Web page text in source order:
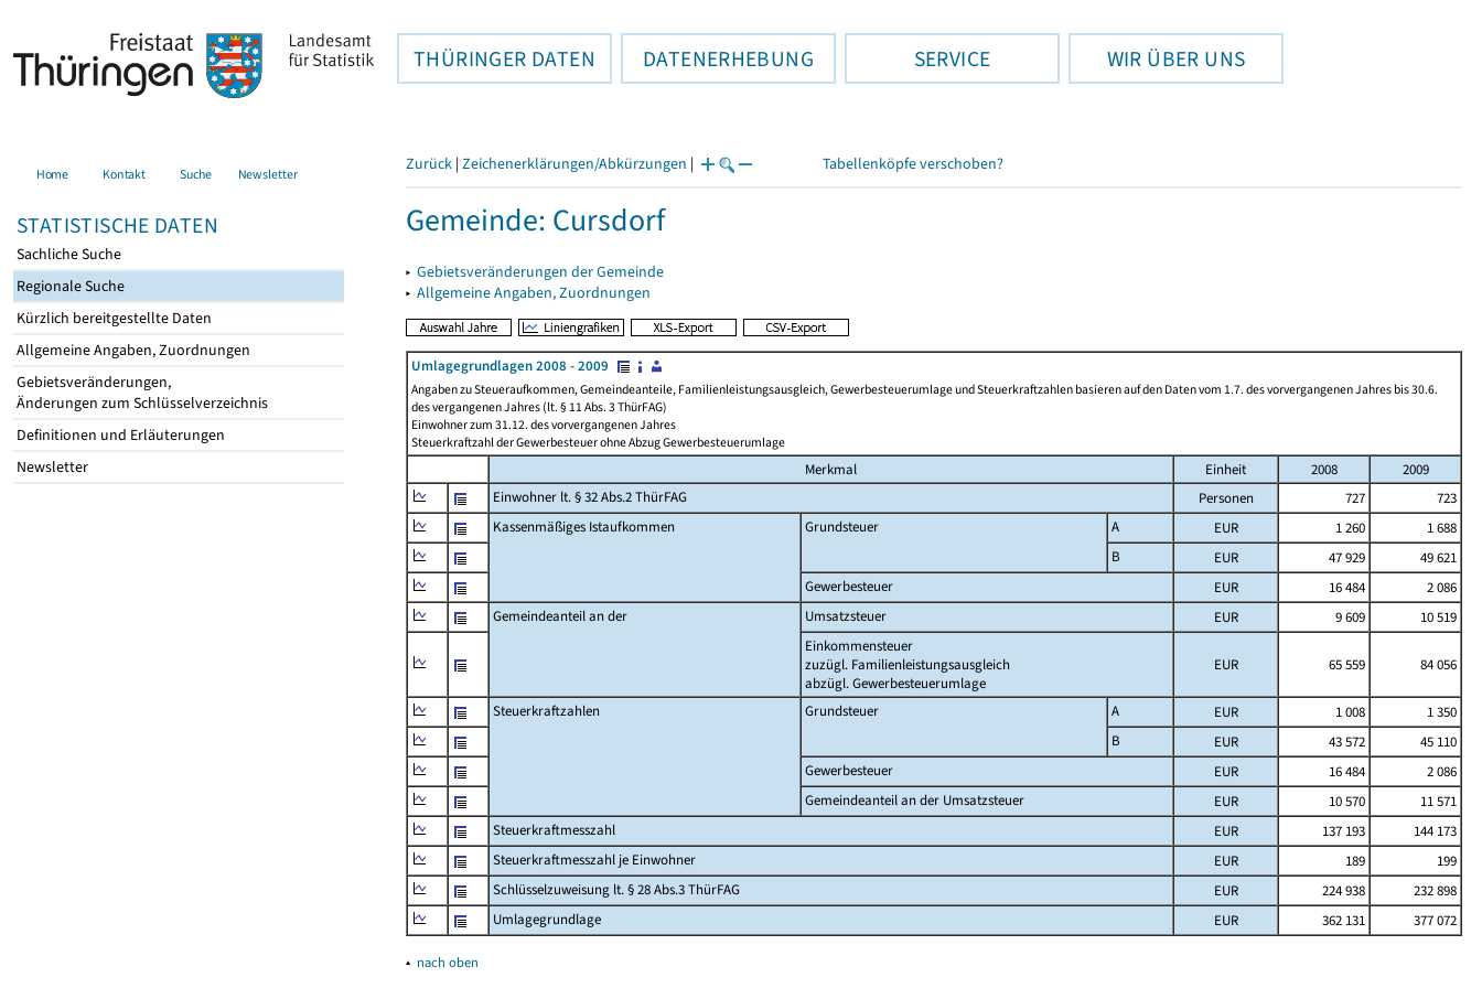
THÜRINGER DATEN DATENERHEBUNG SERVICE WIR ÜBER UNS
Home Kontakt Suche Newsletter
STATISTISCHE DATEN
Sachliche Suche
Regionale Suche
Kürzlich bereitgestellte Daten
Allgemeine Angaben, Zuordnungen
Gebietsveränderungen,
Änderungen zum Schlüsselverzeichnis
Definitionen und Erläuterungen
Newsletter
Zurück | Zeichenerklärungen/Abkürzungen | Tabellenköpfe verschoben?
Gemeinde: Cursdorf
▸ Gebietsveränderungen der Gemeinde
▸ Allgemeine Angaben, Zuordnungen
Umlagegrundlagen 2008 - 2009
Angaben zu Steueraufkommen, Gemeindeanteile, Familienleistungsausgleich, Gewerbesteuerumlage und Steuerkraftzahlen basieren auf den Daten vom 1.7. des vorvergangenen Jahres bis 30.6.
des vergangenen Jahres (lt. § 11 Abs. 3 ThürFAG)
Einwohner zum 31.12. des vorvergangenen Jahres
Steuerkraftzahl der Gewerbesteuer ohne Abzug Gewerbesteuerumlage
Merkmal Einheit 2008
2009
Einwohner lt. § 32 Abs.2 ThürFAG
Personen 727
723
Kassenmäßiges Istaufkommen
Grundsteuer A EUR 1 260
1 688
B
EUR 47 929
49 621
Gewerbesteuer
EUR 16 484
2 086
Gemeindeanteil an der
Umsatzsteuer EUR 9 609
10 519
Einkommensteuer
zuzügl. Familienleistungsausgleich
abzügl. Gewerbesteuerumlage
EUR 65 559 84 056
Steuerkraftzahlen Grundsteuer A EUR 1 008
1 350
B
EUR 43 572
45 110
Gewerbesteuer
EUR 16 484
2 086
Gemeindeanteil an der Umsatzsteuer
EUR 10 570
11 571
Steuerkraftmesszahl
EUR 137 193
144 173
Steuerkraftmesszahl je Einwohner
EUR 189
199
Schlüsselzuweisung lt. § 28 Abs.3 ThürFAG
EUR 224 938
232 898
Umlagegrundlage
EUR 362 131 377 072
▴ nach oben